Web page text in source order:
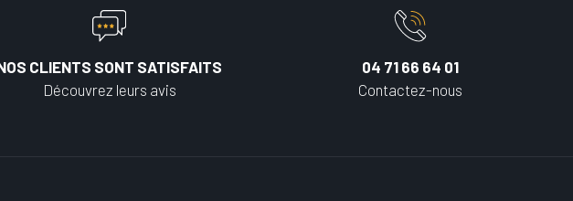
CLIENTS SONT SATISFAITS
Découvrez leurs avis
04 71 66 64 01
Contactez-nous